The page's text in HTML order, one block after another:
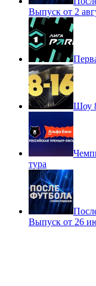
Выпуск от 2
Шоу
тура
Выпуск от 26